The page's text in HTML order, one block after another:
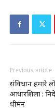
Previous article
संविधान हमारे
आधारशिला :
धीमन